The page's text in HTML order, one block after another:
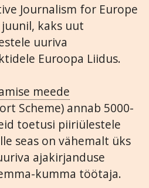
Journalism for Europe
juunil, kaks uut
uuriva
Euroopa Liidus.
meede
Scheme) annab 5000-
toetusi piiriülestele
seas on vähemalt üks
ajakirjanduse
kumma töötaja.